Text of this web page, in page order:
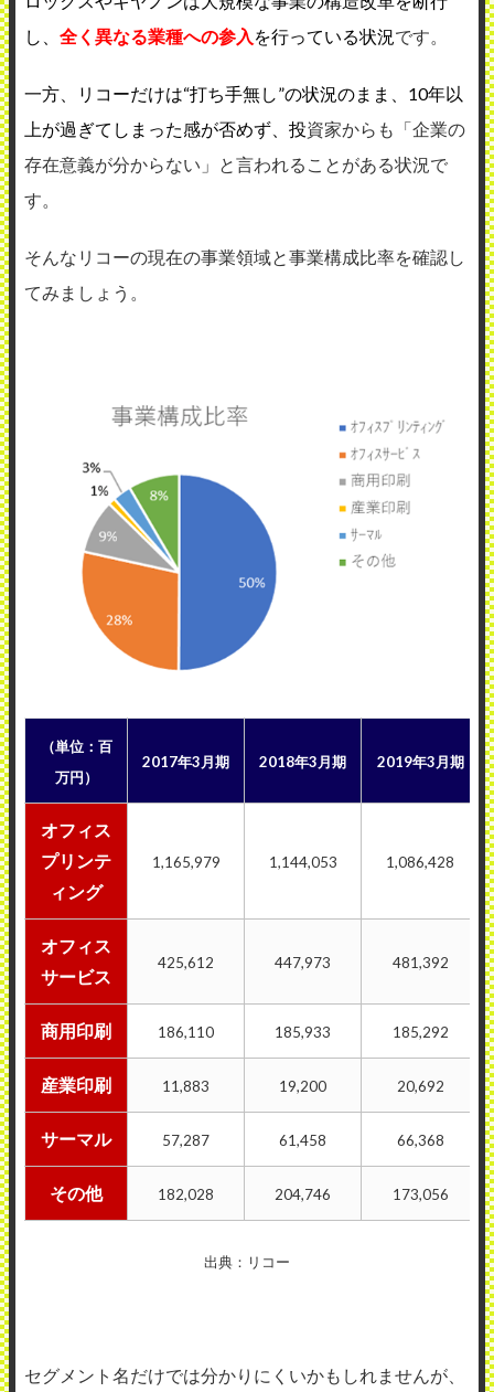
し、 全く異なる業種への参入 を行っている状況です。
一方、リコーだけは“打ち手無し”の状況のまま、10年以
上が過ぎてしまった感が否めず、投資家からも「企業の
存在意義が分からない」と言われることがある状況で
す。
そんなリコーの現在の事業領域と事業構成比率を確認し
てみましょう。
（単位：百
万円）
2017年3月期 2018年3月期 2019年3月期
オフィス
プリンテ
ィング
1,165,979 1,144,053 1,086,428
オフィス
サービス
425,612 447,973 481,392
商用印刷 186,110 185,933 185,292
産業印刷 11,883 19,200 20,692
サーマル 57,287 61,458 66,368
その他 182,028 204,746 173,056
出典：リコー
セグメント名だけでは分かりにくいかもしれませんが、